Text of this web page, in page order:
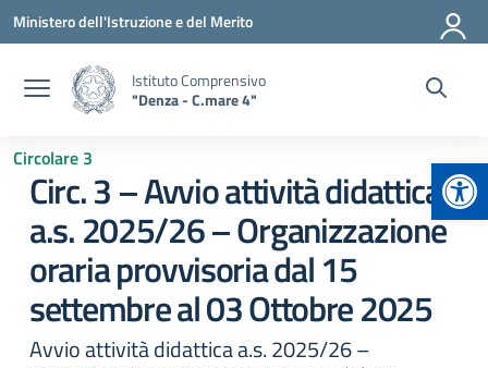
Vai ai contenuti
Vai al menu di navigazione
Vai al footer
Ministero dell'Istruzione e del Merito
Istituto Comprensivo
"Denza - C.mare 4"
Circolare 3
Circ. 3 – Avvio attività didattica
a.s. 2025/26 – Organizzazione
oraria provvisoria dal 15
settembre al 03 Ottobre 2025
Avvio attività didattica a.s. 2025/26 –